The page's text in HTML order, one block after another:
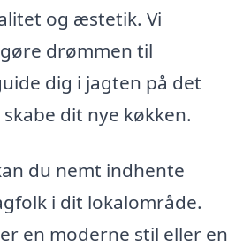
og æstetik. Vi
drømmen til
dig i jagten på det
dit nye køkken.
du nemt indhente
i dit lokalområde.
en moderne stil eller en